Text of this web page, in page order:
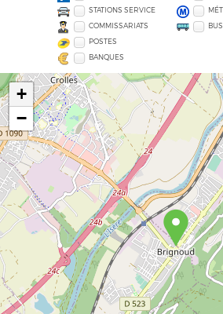
STATIONS SERVICE
COMMISSARIATS
POSTES
BANQUES
BUS
+
−